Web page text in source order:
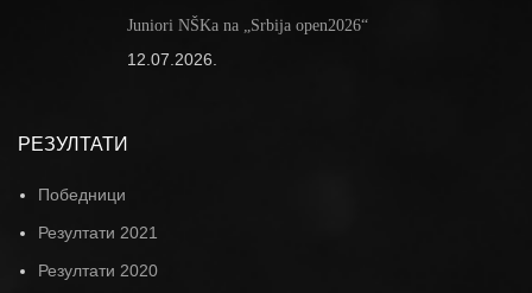
Juniori NŠKa na „Srbija open2026“
12.07.2026.
РЕЗУЛТАТИ
Победници
Резултати 2021
Резултати 2020